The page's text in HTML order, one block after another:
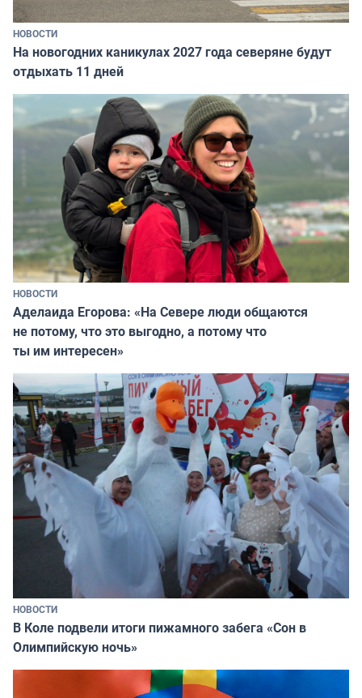
НОВОСТИ
На новогодних каникулах 2027 года северяне будут
отдыхать 11 дней
НОВОСТИ
Аделаида Егорова: «На Севере люди общаются
не потому, что это выгодно, а потому что
ты им интересен»
НОВОСТИ
В Коле подвели итоги пижамного забега «Сон в
Олимпийскую ночь»